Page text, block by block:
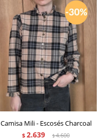
Camisa Mili - Escosés Charcoal
$ 2.639 $4.600